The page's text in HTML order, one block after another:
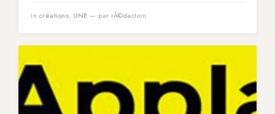
in créations, UNE — par rÃ©daction